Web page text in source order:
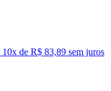
10x de R$ 83,89 sem juros